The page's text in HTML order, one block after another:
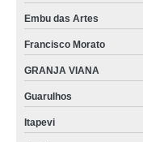
Embu das Artes
Francisco Morato
GRANJA VIANA
Guarulhos
Itapevi